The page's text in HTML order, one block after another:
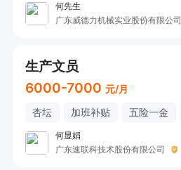
何先生
广东威德力机械实业股份有限公司
生产文员
6000-7000 元/月
杏坛 加班补贴 五险一金
何显娟
广东速联科技术股份有限公司